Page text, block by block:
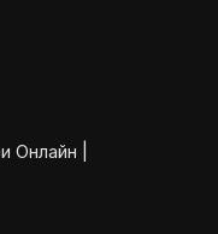
Онлайн |